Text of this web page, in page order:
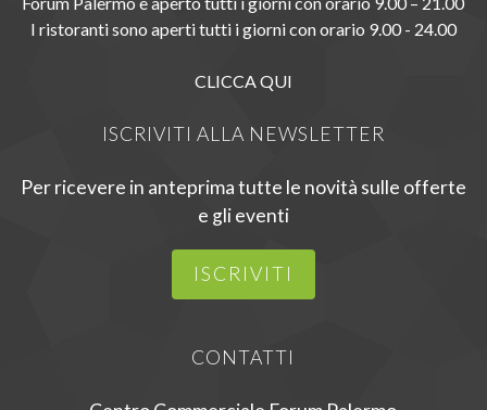
I ristoranti sono aperti tutti i giorni con orario 9.00 - 24.00
CLICCA QUI
ISCRIVITI ALLA NEWSLETTER
Per ricevere in anteprima tutte le novità sulle offerte
e gli eventi
ISCRIVITI
CONTATTI